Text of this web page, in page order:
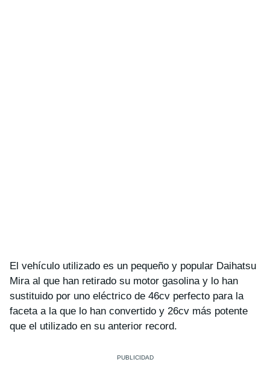
El vehículo utilizado es un pequeño y popular Daihatsu
Mira al que han retirado su motor gasolina y lo han
sustituido por uno eléctrico de 46cv perfecto para la
faceta a la que lo han convertido y 26cv más potente
que el utilizado en su anterior record.